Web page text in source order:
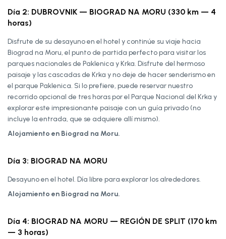
Día 2: DUBROVNIK — BIOGRAD NA MORU (330 km — 4
horas)
Disfrute de su desayuno en el hotel y continúe su viaje hacia
Biograd na Moru, el punto de partida perfecto para visitar los
parques nacionales de Paklenica y Krka. Disfrute del hermoso
paisaje y las cascadas de Krka y no deje de hacer senderismo en
el parque Paklenica. Si lo prefiere, puede reservar nuestro
recorrido opcional de tres horas por el Parque Nacional del Krka y
explorar este impresionante paisaje con un guía privado (no
incluye la entrada, que se adquiere allí mismo).
Alojamiento en Biograd na Moru.
Día 3: BIOGRAD NA MORU
Desayuno en el hotel. Día libre para explorar los alrededores.
Alojamiento en Biograd na Moru.
Día 4: BIOGRAD NA MORU — REGIÓN DE SPLIT (170 km
— 3 horas)